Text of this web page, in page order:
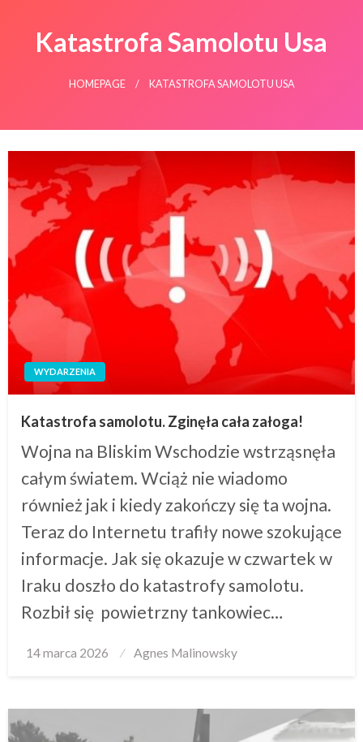
Katastrofa Samolotu Usa
HOMEPAGE KATASTROFA SAMOLOTU USA
WYDARZENIA
Katastrofa samolotu. Zginęła cała załoga!
Wojna na Bliskim Wschodzie wstrząsnęła
całym światem. Wciąż nie wiadomo
również jak i kiedy zakończy się ta wojna.
Teraz do Internetu trafiły nowe szokujące
informacje. Jak się okazuje w czwartek w
Iraku doszło do katastrofy samolotu.
Rozbił się powietrzny tankowiec…
Posted
14 marca 2026 Agnes Malinowsky